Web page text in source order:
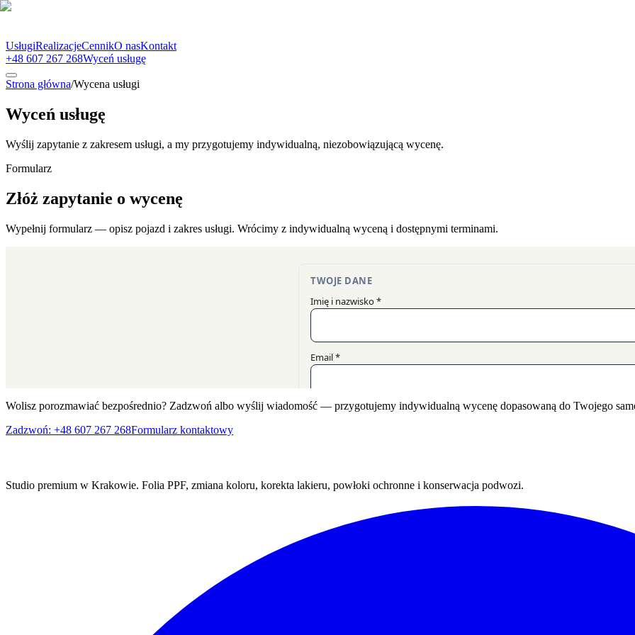
UsługiRealizacjeCennikO nasKontakt
+48 607 267 268Wyceń usługę
Strona główna/Wycena usługi
Wyceń usługę
Wyślij zapytanie z zakresem usługi, a my przygotujemy indywidualną, niezobowiązującą wycenę.
Formularz
Złóż zapytanie o wycenę
Wypełnij formularz — opisz pojazd i zakres usługi. Wrócimy z indywidualną wyceną i dostępnymi terminami.
Wolisz porozmawiać bezpośrednio? Zadzwoń albo wyślij wiadomość — przygotujemy indywidualną wycenę dopasowaną do Twojego
Zadzwoń: +48 607 267 268Formularz kontaktowy
Studio premium w Krakowie. Folia PPF, zmiana koloru, korekta lakieru, powłoki ochronne i konserwacja podwozi.